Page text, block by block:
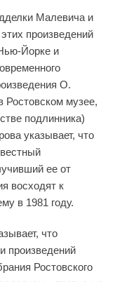
Малевича и
произведений
Йорке и
О.
Ростовском музее,
подлинника)
указывает, что
ее от
восходят к
в 1981 году.
что
произведений
Ростовского